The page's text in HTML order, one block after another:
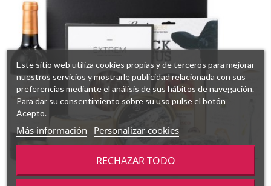
Este sitio web utiliza cookies propias y de terceros para mejorar
nuestros servicios y mostrarle publicidad relacionada con sus
preferencias mediante el análisis de sus hábitos de navegación.
Para dar su consentimiento sobre su uso pulse el botón
Acepto.
Más información Personalizar cookies
RECHAZAR TODO